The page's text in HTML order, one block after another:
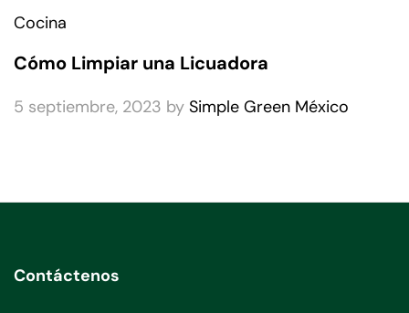
Cocina
Cómo Limpiar una Licuadora
5 septiembre, 2023 by Simple Green México
Contáctenos